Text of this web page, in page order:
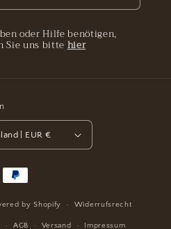
oder Hilfe benötigen,
Sie uns bittehier
Deutschland | EUR €
Zahlungsmethoden
by Shopify Widerrufsrecht
AGB Versand Impressum